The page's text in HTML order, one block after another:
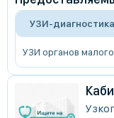
УЗИ-диагностика
УЗИ органов малого